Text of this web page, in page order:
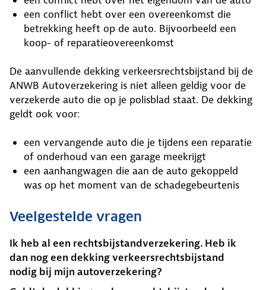
een conflict hebt over een overeenkomst die
betrekking heeft op de auto. Bijvoorbeeld een
koop- of reparatieovereenkomst
De aanvullende dekking verkeersrechtsbijstand bij de
ANWB Autoverzekering is niet alleen geldig voor de
verzekerde auto die op je polisblad staat. De dekking
geldt ook voor:
een vervangende auto die je tijdens een reparatie
of onderhoud van een garage meekrijgt
een aanhangwagen die aan de auto gekoppeld
was op het moment van de schadegebeurtenis
Veelgestelde vragen
Ik heb al een rechtsbijstandverzekering. Heb ik
dan nog een dekking verkeersrechtsbijstand
nodig bij mijn autoverzekering?